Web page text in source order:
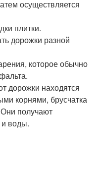
осуществляется
плитки.
дорожки разной
которое обычно
дорожки находятся
корнями, брусчатка
получают
воды.